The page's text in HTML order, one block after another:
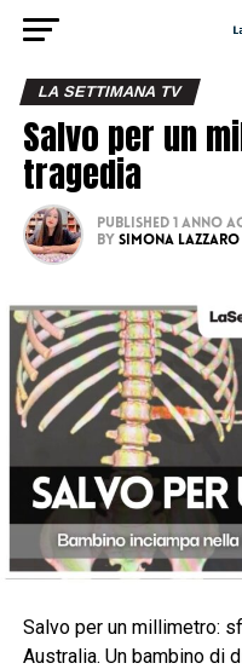
LA SETTIMANA TV
Salvo per un
tragedia
Published 1 anno
By Simona Lazzaro
Salvo per un millimetro:
Australia. Un bambino di